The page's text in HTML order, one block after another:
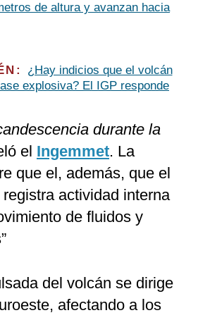
de altura y avanzan hacia
¿Hay indicios que el volcán
explosiva? El IGP responde
durante la
el Ingemmet. La
que el, además, que el
registra actividad interna
de fluidos y
del volcán se dirige
afectando a los